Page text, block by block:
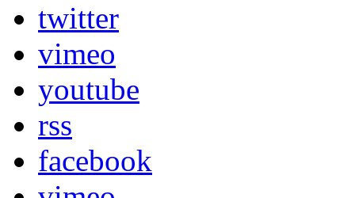
twitter
vimeo
youtube
rss
facebook